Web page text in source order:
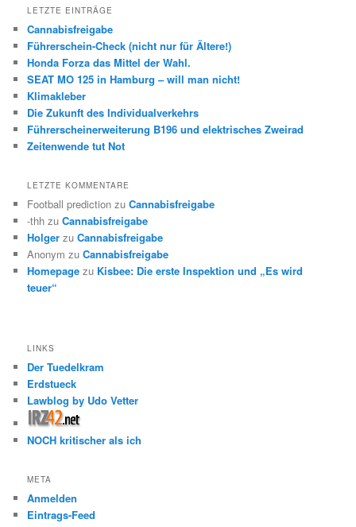
LETZTE EINTRÄGE
Cannabisfreigabe
Führerschein-Check (nicht nur für Ältere!)
Honda Forza das Mittel der Wahl.
SEAT MO 125 in Hamburg – will man nicht!
Klimakleber
Die Zukunft des Individualverkehrs
Führerscheinerweiterung B196 und elektrisches Zweirad
Zeitenwende tut Not
LETZTE KOMMENTARE
Football prediction zuCannabisfreigabe
-thh zuCannabisfreigabe
Holger zuCannabisfreigabe
Anonym zuCannabisfreigabe
Homepage zu Kisbee: Die erste Inspektion und „Es wird
teuer“
LINKS
Der Tuedelkram
Erdstueck
Lawblog by Udo Vetter
NOCH kritischer als ich
META
Anmelden
Eintrags-Feed